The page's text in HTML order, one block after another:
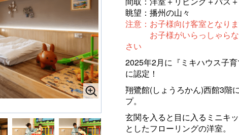
眺望：播州の山々
注意：お子様向け客室となりま
お子様がいらっしゃらな
さい
2025年2月に『ミキハウス子
に認定！
翔鷺館(しょうろかん)西館3階
プ。
玄関を入ると目に入るミニキ
としたフローリングの洋室。